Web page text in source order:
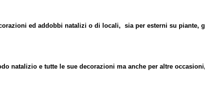
ed addobbi natalizi o di locali, sia per esterni su piante,
natalizio e tutte le sue decorazioni ma anche per altre